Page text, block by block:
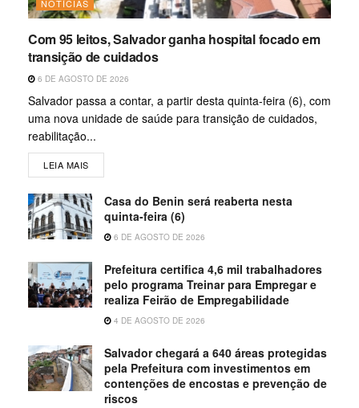
NOTÍCIAS
Com 95 leitos, Salvador ganha hospital focado em
transição de cuidados
6 DE AGOSTO DE 2026
Salvador passa a contar, a partir desta quinta-feira (6), com
uma nova unidade de saúde para transição de cuidados,
reabilitação...
LEIA MAIS
Casa do Benin será reaberta nesta
quinta-feira (6)
6 DE AGOSTO DE 2026
Prefeitura certifica 4,6 mil trabalhadores
pelo programa Treinar para Empregar e
realiza Feirão de Empregabilidade
4 DE AGOSTO DE 2026
Salvador chegará a 640 áreas protegidas
pela Prefeitura com investimentos em
contenções de encostas e prevenção de
riscos